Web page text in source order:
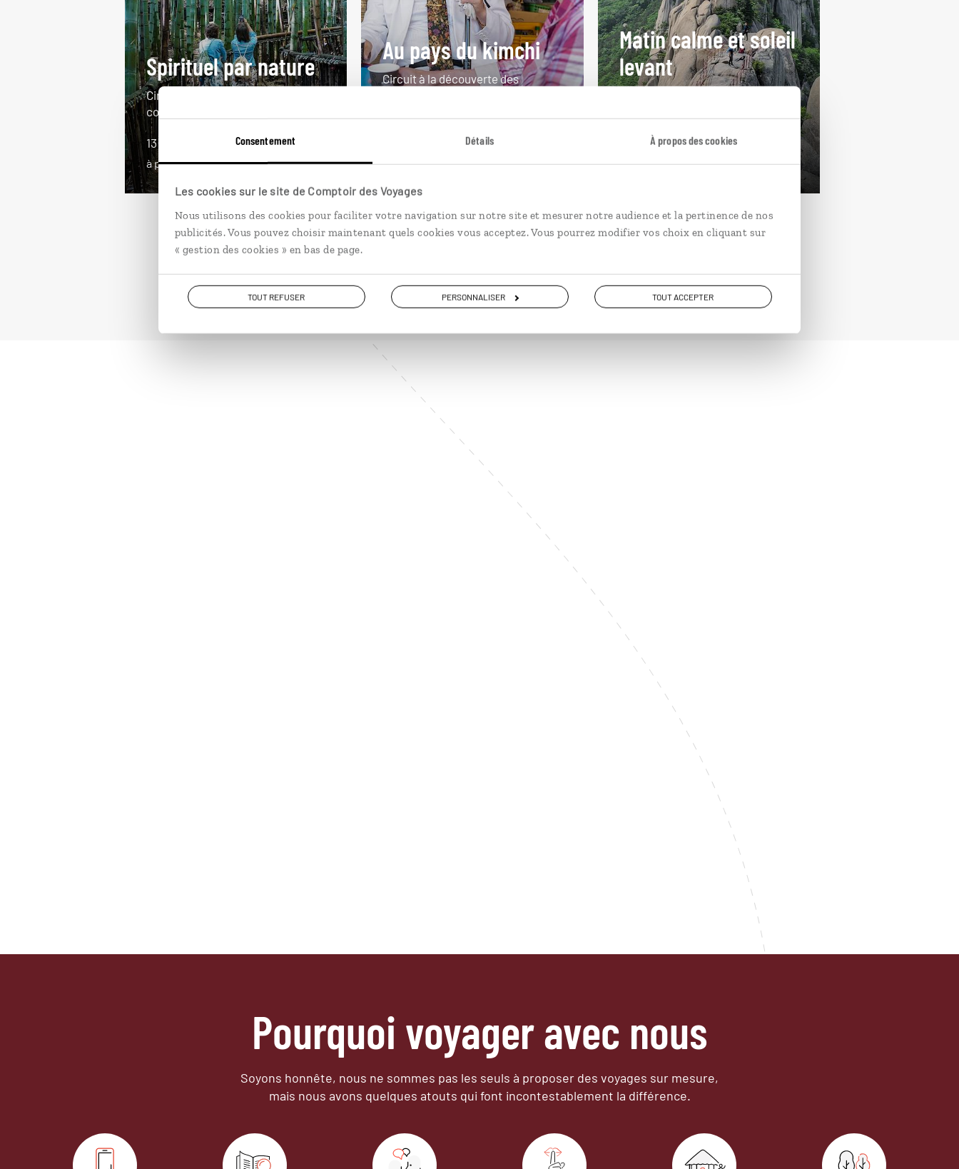
Consentement Détails À propos des cookies
Les cookies sur le site de Comptoir des Voyages
Nous utilisons des cookies pour faciliter votre navigation sur notre site et mesurer notre audience et la pertinence de nos
publicités. Vous pouvez choisir maintenant quels cookies vous acceptez. Vous pourrez modifier vos choix en cliquant sur
« gestion des cookies » en bas de page.
TOUT REFUSER PERSONNALISER TOUT ACCEPTER
Spirituel par nature
Circuit au cœur de la nature
coréenne.
13 jours / 11 nuits
à partir de 2250€
Au pays du kimchi
Circuit à la découverte des
13 jours / 11 nuits
à partir de 2750€
Matin calme et soleil
levant
18 jours / 16 nuits
à partir de 4550€
Pourquoi voyager avec nous
Soyons honnête, nous ne sommes pas les seuls à proposer des voyages sur mesure,
mais nous avons quelques atouts qui font incontestablement la différence.